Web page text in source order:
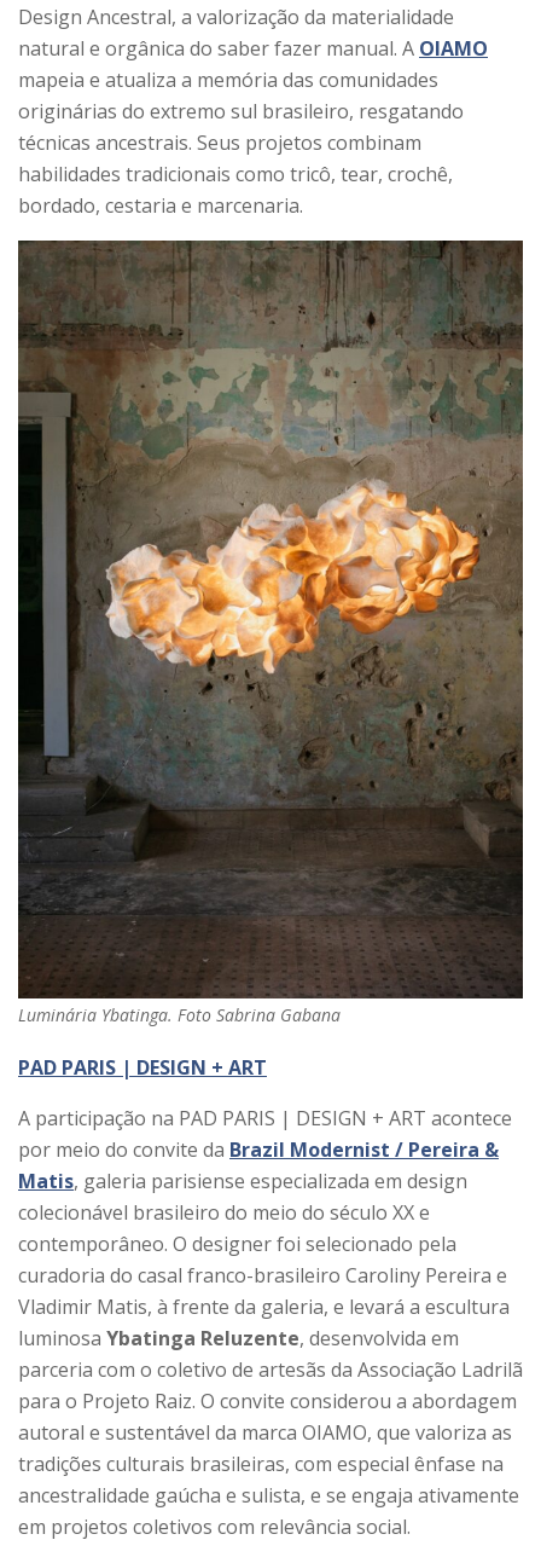
Design Ancestral, a valorização da materialidade
natural e orgânica do saber fazer manual. A OIAMO
mapeia e atualiza a memória das comunidades
originárias do extremo sul brasileiro, resgatando
técnicas ancestrais. Seus projetos combinam
habilidades tradicionais como tricô, tear, crochê,
bordado, cestaria e marcenaria.
Luminária Ybatinga. Foto Sabrina Gabana
PAD PARIS | DESIGN + ART
A participação na PAD PARIS | DESIGN + ART acontece
por meio do convite da Brazil Modernist / Pereira &
Matis, galeria parisiense especializada em design
colecionável brasileiro do meio do século XX e
contemporâneo. O designer foi selecionado pela
curadoria do casal franco-brasileiro Caroliny Pereira e
Vladimir Matis, à frente da galeria, e levará a escultura
luminosa Ybatinga Reluzente, desenvolvida em
parceria com o coletivo de artesãs da Associação Ladrilã
para o Projeto Raiz. O convite considerou a abordagem
autoral e sustentável da marca OIAMO, que valoriza as
tradições culturais brasileiras, com especial ênfase na
ancestralidade gaúcha e sulista, e se engaja ativamente
em projetos coletivos com relevância social.